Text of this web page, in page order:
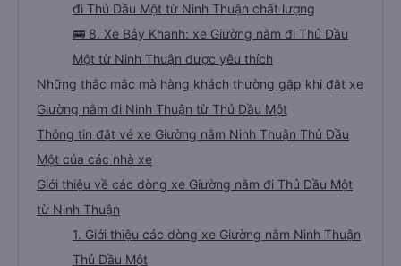
đi Thủ Dầu Một từ Ninh Thuận chất lượng
🚌 8. Xe Bảy Khanh: xe Giường nằm đi Thủ Dầu
Một từ Ninh Thuận được yêu thích
Những thắc mắc mà hàng khách thường gặp khi đặt xe
Giường nằm đi Ninh Thuận từ Thủ Dầu Một
Thông tin đặt vé xe Giường nằm Ninh Thuận Thủ Dầu
Một của các nhà xe
Giới thiệu về các dòng xe Giường nằm đi Thủ Dầu Một
từ Ninh Thuận
1. Giới thiệu các dòng xe Giường nằm Ninh Thuận
Thủ Dầu Một